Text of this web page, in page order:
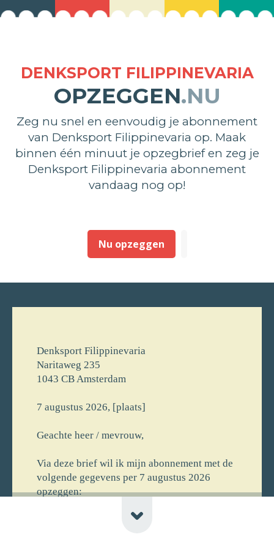
DENKSPORT FILIPPINEVARIA
OPZEGGEN.NU
Zeg nu snel en eenvoudig je abonnement
van Denksport Filippinevaria op. Maak
binnen één minuut je opzegbrief en zeg je
Denksport Filippinevaria abonnement
vandaag nog op!
Nu opzeggen
Denksport Filippinevaria
Naritaweg 235
1043 CB Amsterdam
7 augustus 2026, [plaats]
Geachte heer / mevrouw,
Via deze brief wil ik mijn abonnement met de
volgende gegevens per 7 augustus 2026
opzeggen:
[voornaam] [achternaam]